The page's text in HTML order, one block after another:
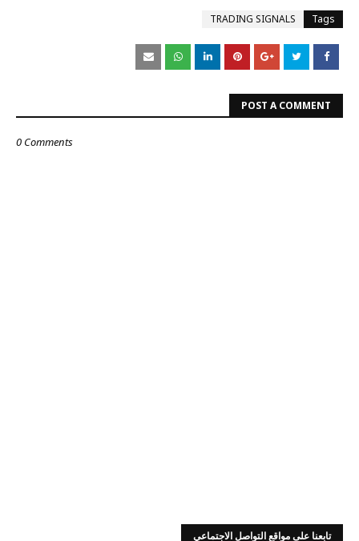
Tags
TRADING SIGNALS
POST A COMMENT
0 Comments
تابعنا على مواقع التواصل الاجتماعي